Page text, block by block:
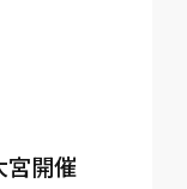
宮開催